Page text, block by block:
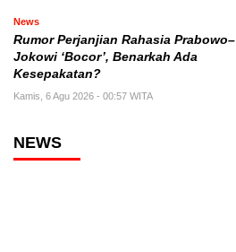
News
Rumor Perjanjian Rahasia Prabowo–
Jokowi ‘Bocor’, Benarkah Ada
Kesepakatan?
Kamis, 6 Agu 2026 - 00:57 WITA
NEWS